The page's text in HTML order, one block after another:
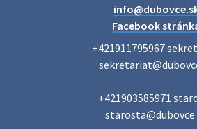
Facebook
+421911795967
+421903585971